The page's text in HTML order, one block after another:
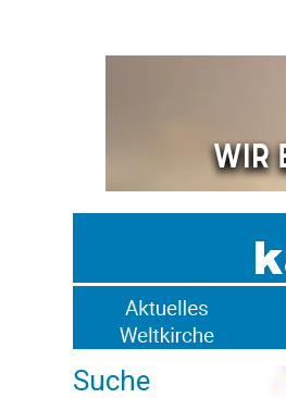
Suche